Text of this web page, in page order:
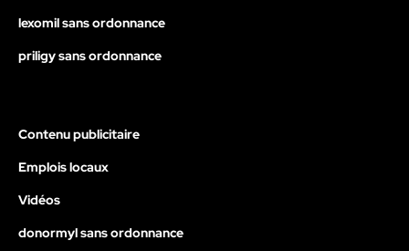
lexomil sans ordonnance
priligy sans ordonnance
Contenu publicitaire
Emplois locaux
Vidéos
donormyl sans ordonnance